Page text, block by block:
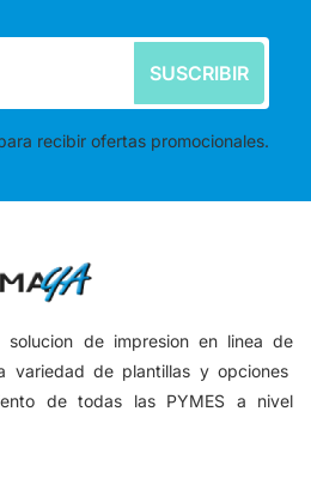
SUSCRIBIR
recibir ofertas promocionales.
solucion de impresion en linea de
variedad de plantillas y opciones
de todas las PYMES a nivel